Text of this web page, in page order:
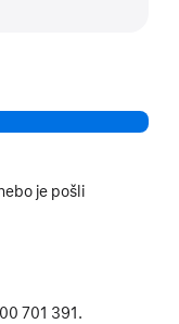
je pošli
701 391.